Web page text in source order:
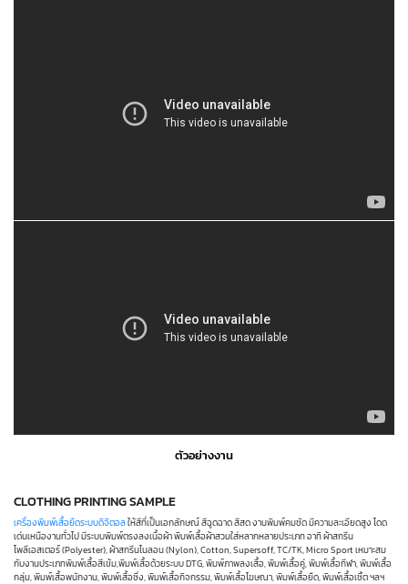
ตัวอย่างงาน
CLOTHING PRINTING SAMPLE
เครื่องพิมพ์เสื้อยืดระบบดิจิตอลให้สีที่เป็นเอกลักษณ์ สีฉูดฉาด สีสด งานพิมพ์คมชัด มีความละเอียดสูง โดด
เด่นเหนืองานทั่วไป มีระบบพิมพ์ตรงลงเนื้อผ้า พิมพ์เสื้อผ้าสวมใส่หลากหลายประเภท อาทิ ผ้าสกรีน
โพลีเอสเตอร์ (Polyester), ผ้าสกรีนไนลอน (Nylon), Cotton, Supersoff, TC/TK, Micro Sport เหมาะสม
กับงานประเภทพิมพ์เสื้อสีเข้ม,พิมพ์เสื้อด้วยระบบ DTG, พิมพ์ภาพลงเสื้อ, พิมพ์เสื้อคู่, พิมพ์เสื้อกีฬา, พิมพ์เสื้อ
กลุ่ม, พิมพ์เสื้อพนักงาน, พิมพ์เสื้อซิ่ง, พิมพ์เสื้อกิจกรรม, พิมพ์เสื้อโฆษณา, พิมพ์เสื้อยืด, พิมพ์เสื้อเชิ้ต ฯลฯ